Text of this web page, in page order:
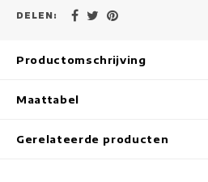
DELEN:
Productomschrijving
Maattabel
Gerelateerde producten